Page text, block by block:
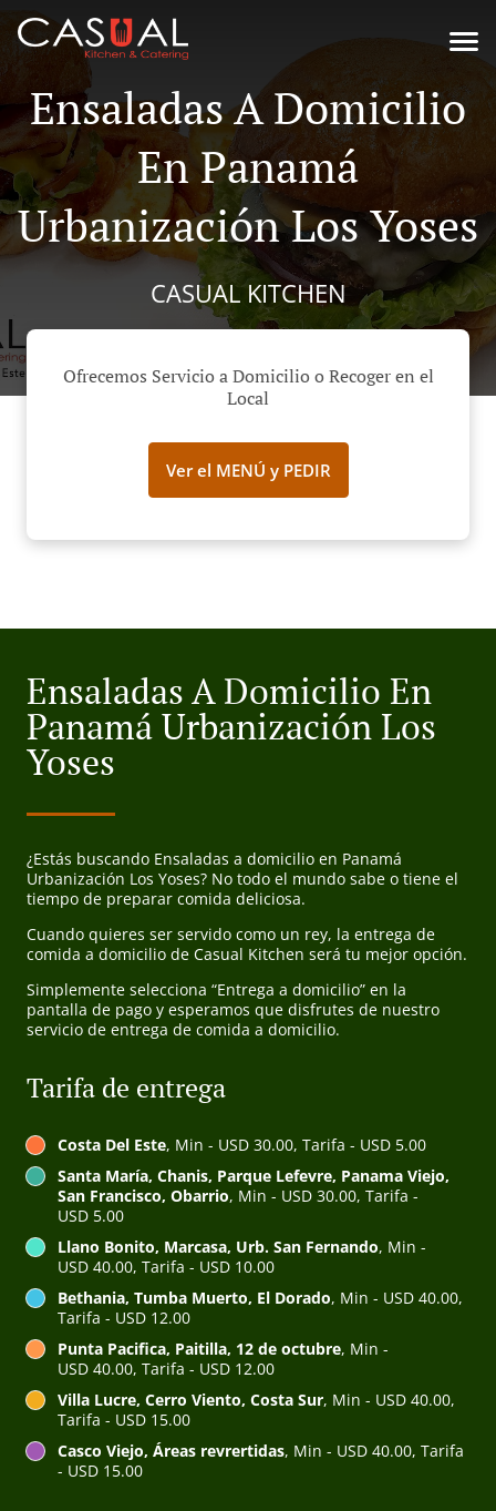
Ensaladas A Domicilio
En Panamá
Urbanización Los Yoses
CASUAL KITCHEN
Ofrecemos Servicio a Domicilio o Recoger en el
Local
Ver el MENÚ y PEDIR
Ensaladas A Domicilio En
Panamá Urbanización Los
Yoses
¿Estás buscando Ensaladas a domicilio en Panamá
Urbanización Los Yoses? No todo el mundo sabe o tiene el
tiempo de preparar comida deliciosa.
Cuando quieres ser servido como un rey, la entrega de
comida a domicilio de Casual Kitchen será tu mejor opción.
Simplemente selecciona “Entrega a domicilio” en la
pantalla de pago y esperamos que disfrutes de nuestro
servicio de entrega de comida a domicilio.
Tarifa de entrega
Costa Del Este, Min - USD 30.00, Tarifa - USD 5.00
Santa María, Chanis, Parque Lefevre, Panama Viejo,
San Francisco, Obarrio, Min - USD 30.00, Tarifa -
USD 5.00
Llano Bonito, Marcasa, Urb. San Fernando, Min -
USD 40.00, Tarifa - USD 10.00
Bethania, Tumba Muerto, El Dorado, Min - USD 40.00,
Tarifa - USD 12.00
Punta Pacifica, Paitilla, 12 de octubre, Min -
USD 40.00, Tarifa - USD 12.00
Villa Lucre, Cerro Viento, Costa Sur, Min - USD 40.00,
Tarifa - USD 15.00
Casco Viejo, Áreas revrertidas, Min - USD 40.00, Tarifa
- USD 15.00